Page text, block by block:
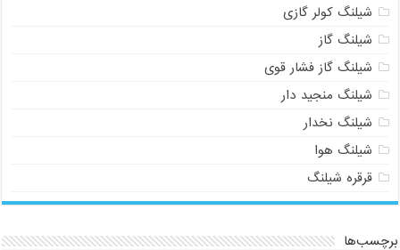
شیلنگ کولر گازی
شیلنگ گاز
شیلنگ گاز فشار قوی
شیلنگ منجید دار
شیلنگ نخدار
شیلنگ هوا
قرقره شیلنگ
برچسب‌ها